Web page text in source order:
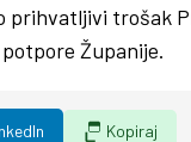
trošak
Županije.
Kopiraj